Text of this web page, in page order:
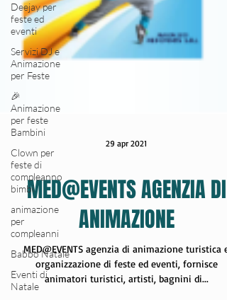
Deejay per
feste ed
eventi
Servizi DJ e
Animazione
per Feste
🎉
Animazione
per feste
Bambini
Clown per
feste di
compleanno
bimbi
animazione
per
compleanni
Babbo Natale
Eventi di
Natale
MED@EVENTS AGENZIA DI
ANIMAZIONE
MED@EVENTS agenzia di animazione turistica e